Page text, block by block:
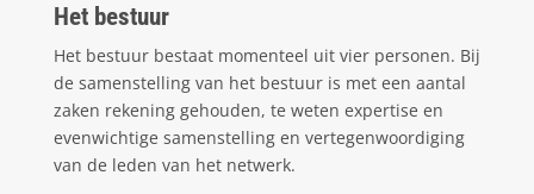
Het bestuur
Het bestuur bestaat momenteel uit vier personen. Bij
de samenstelling van het bestuur is met een aantal
zaken rekening gehouden, te weten expertise en
evenwichtige samenstelling en vertegenwoordiging
van de leden van het netwerk.